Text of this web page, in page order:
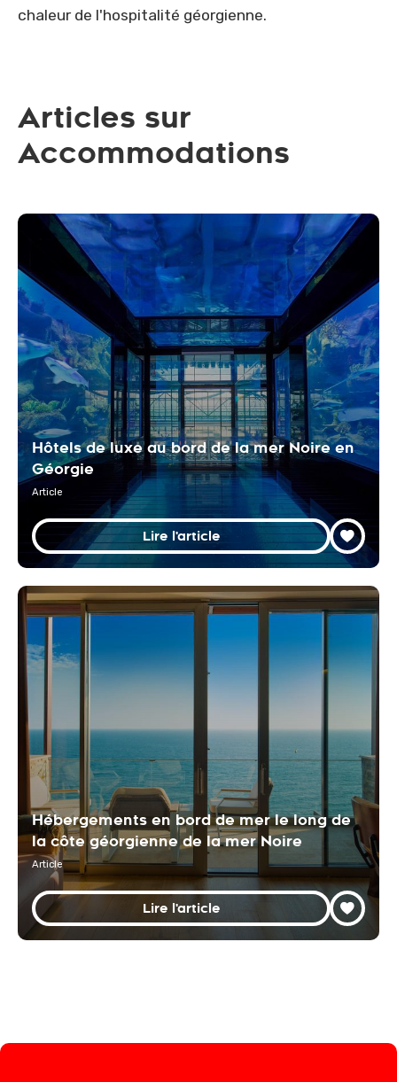
chaleur de l'hospitalité géorgienne.
Articles sur
Accommodations
Hôtels de luxe au bord de la mer Noire en
Géorgie
Article
Lire l'article
Hébergements en bord de mer le long de
la côte géorgienne de la mer Noire
Article
Lire l'article